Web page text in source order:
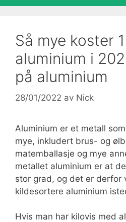
Så mye koster
aluminium i
på aluminium
28/01/2022 av Nick
Aluminium er et metall
mye, inkludert brus- og
matemballasje og mye
metallet aluminium er at
stor grad, og det er derfor
kildesortere aluminium
Hvis man har kilovis med